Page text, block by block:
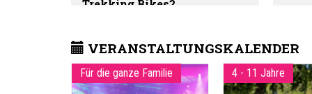
Trekking Bikes?
VERANSTALTUNGSKALENDER
Für die ganze Familie 4 - 11 Jahre